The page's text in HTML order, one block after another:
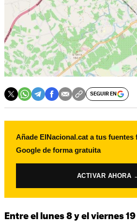
SEGUIR EN
Añade ElNacional.cat a tus fuentes
Google de forma gratuita
ACTIVAR AHORA
Entre el lunes 8 y el viernes